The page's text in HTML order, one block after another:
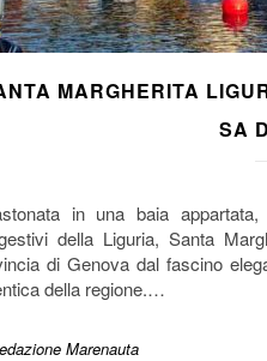
MARGHERITA
SA
in una baia
della Liguria, Santa
di Genova dal fascino
della regione.…
Marenauta